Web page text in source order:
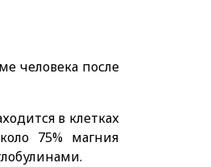
человека после
в клетках
75% магния